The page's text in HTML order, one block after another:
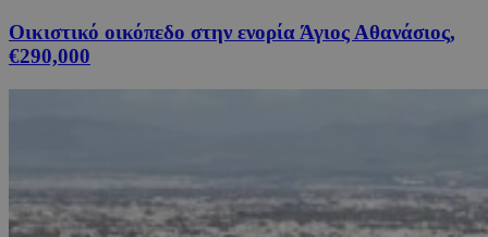
Οικιστικό οικόπεδο στην ενορία Άγιος Αθανάσιος,
€290,000